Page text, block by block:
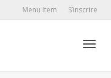
Menu Item S’inscrire